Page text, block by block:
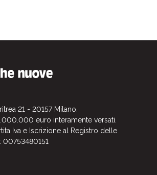
21 - 20157 Milano.
euro interamente versati.
Iva e Iscrizione al Registro delle
00753480151